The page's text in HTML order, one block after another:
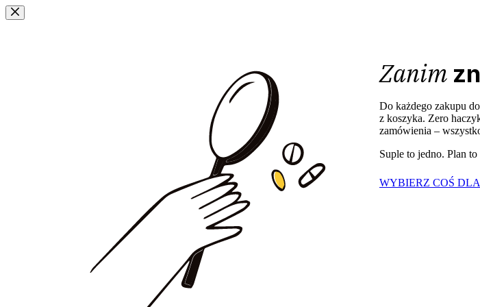
Przejdź
do
Zanim
Do każdego zakupu
z koszyka. Zero
zamówienia –
Suple to jedno. Plan to
WYBIERZ COŚ